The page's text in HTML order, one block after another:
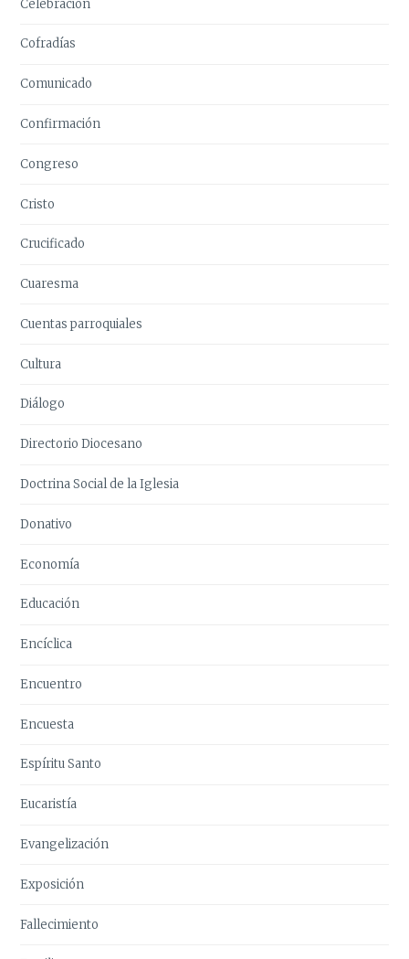
Celebración
Cofradías
Comunicado
Confirmación
Congreso
Cristo
Crucificado
Cuaresma
Cuentas parroquiales
Cultura
Diálogo
Directorio Diocesano
Doctrina Social de la Iglesia
Donativo
Economía
Educación
Encíclica
Encuentro
Encuesta
Espíritu Santo
Eucaristía
Evangelización
Exposición
Fallecimiento